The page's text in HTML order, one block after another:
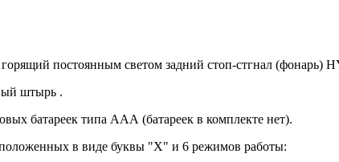
постоянным светом задний стоп-стгнал (фонарь)
штырь .
батареек типа ААА (батареек в комплекте нет).
в виде буквы "Х" и 6 режимов работы: